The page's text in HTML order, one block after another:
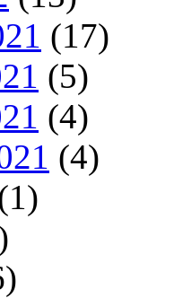
(17)
(5)
(4)
(4)